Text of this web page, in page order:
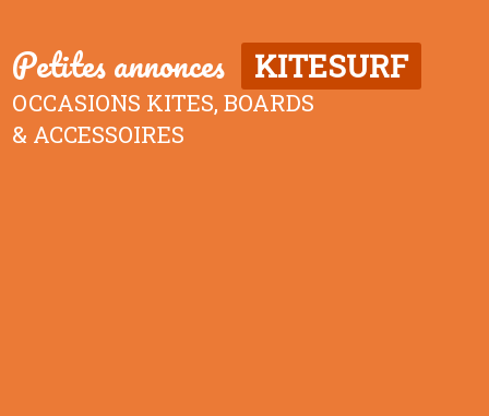
Petites annonces KITESURF
OCCASIONS KITES, BOARDS
& ACCESSOIRES